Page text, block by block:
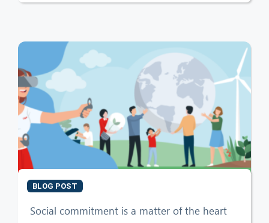
BLOG POST
Social commitment is a matter of the heart